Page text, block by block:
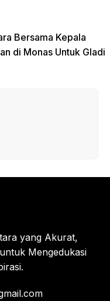
Bersama Kepala
di Monas Untuk Gladi
yang Akurat,
Mengedukasi